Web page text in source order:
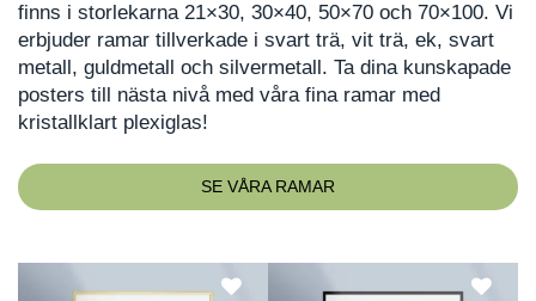
finns i storlekarna 21×30, 30×40, 50×70 och 70×100. Vi
erbjuder ramar tillverkade i svart trä, vit trä, ek, svart
metall, guldmetall och silvermetall. Ta dina kunskapade
posters till nästa nivå med våra fina ramar med
kristallklart plexiglas!
SE VÅRA RAMAR